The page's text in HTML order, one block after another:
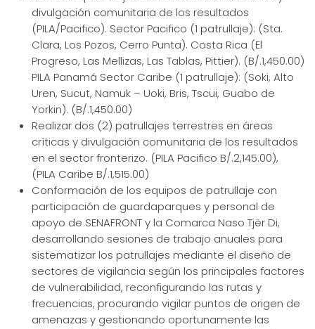
divulgación comunitaria de los resultados
(PILA/Pacifico). Sector Pacifico (1 patrullaje): (Sta.
Clara, Los Pozos, Cerro Punta). Costa Rica (El
Progreso, Las Mellizas, Las Tablas, Pittier). (B/.1,450.00)
PILA Panamá Sector Caribe (1 patrullaje): (Soki, Alto
Uren, Sucut, Namuk – Uoki, Bris, Tscui, Guabo de
Yorkin). (B/.1,450.00)
Realizar dos (2) patrullajes terrestres en áreas
críticas y divulgación comunitaria de los resultados
en el sector fronterizo. (PILA Pacifico B/.2,145.00),
(PILA Caribe B/.1,515.00)
Conformación de los equipos de patrullaje con
participación de guardaparques y personal de
apoyo de SENAFRONT y la Comarca Naso Tjër Di,
desarrollando sesiones de trabajo anuales para
sistematizar los patrullajes mediante el diseño de
sectores de vigilancia según los principales factores
de vulnerabilidad, reconfigurando las rutas y
frecuencias, procurando vigilar puntos de origen de
amenazas y gestionando oportunamente las